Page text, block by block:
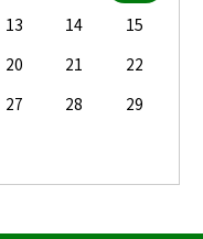
13 14
15
20 21
22
27 28
29